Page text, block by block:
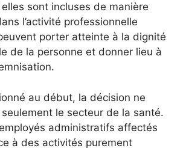
sont incluses de manière
l’activité professionnelle
porter atteinte à la dignité
de la personne et donner lieu à
au début, la décision ne
le secteur de la santé.
administratifs affectés
à des activités purement